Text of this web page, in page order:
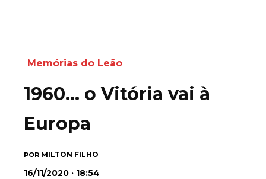
Memórias do Leão
1960… o Vitória vai à
Europa
POR MILTON FILHO
16/11/2020 · 18:54